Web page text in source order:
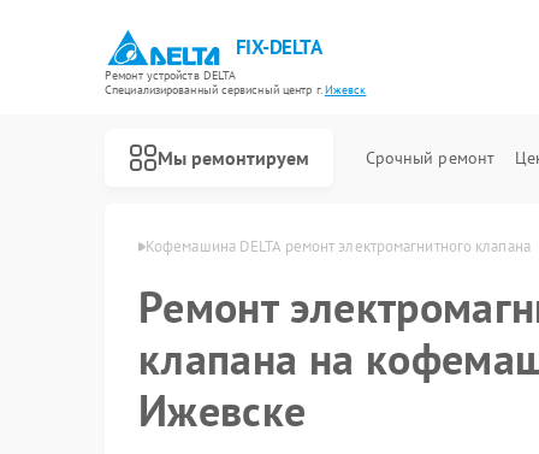
FIX-DELTA
Ремонт устройств DELTA
Специализированный cервисный центр г.Ижевск
Мы ремонтируем Срочный ремонт
Кофемашина DELTA ремонт электромагнитного клапана
Ремонт
клапана на
Ижевске